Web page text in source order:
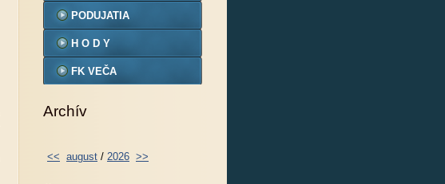
PODUJATIA
H O D Y
FK VEČA
Archív
<< august / 2026 >>